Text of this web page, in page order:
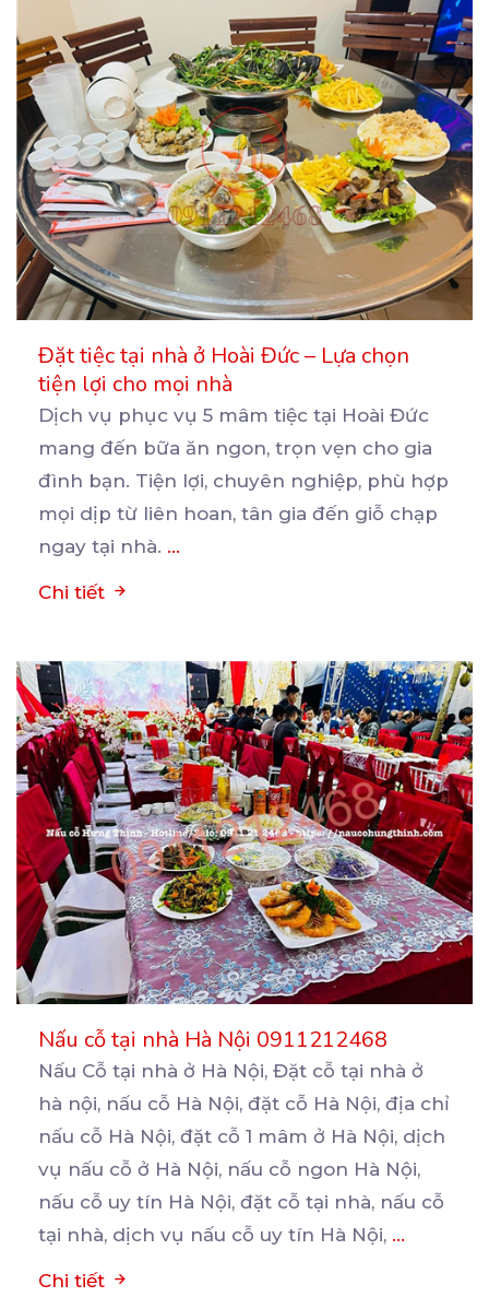
Đặt tiệc tại nhà ở Hoài Đức – Lựa chọn
tiện lợi cho mọi nhà
Dịch vụ phục vụ 5 mâm tiệc tại Hoài Đức
mang đến bữa ăn ngon, trọn vẹn cho gia
đình bạn. Tiện lợi, chuyên nghiệp, phù hợp
mọi dịp từ liên hoan, tân gia đến giỗ chạp
ngay tại nhà. ...
Chi tiết
Nấu cỗ tại nhà Hà Nội 0911212468
Nấu Cỗ tại nhà ở Hà Nội, Đặt cỗ tại nhà ở
hà nội, nấu cỗ Hà Nội, đặt cỗ Hà Nội, địa chỉ
nấu cỗ Hà Nội, đặt cỗ 1 mâm ở Hà Nội, dịch
vụ nấu cỗ ở Hà Nội, nấu cỗ ngon Hà Nội,
nấu cỗ uy tín Hà Nội, đặt cỗ tại nhà, nấu cỗ
tại nhà, dịch vụ nấu cỗ uy tín Hà Nội, ...
Chi tiết